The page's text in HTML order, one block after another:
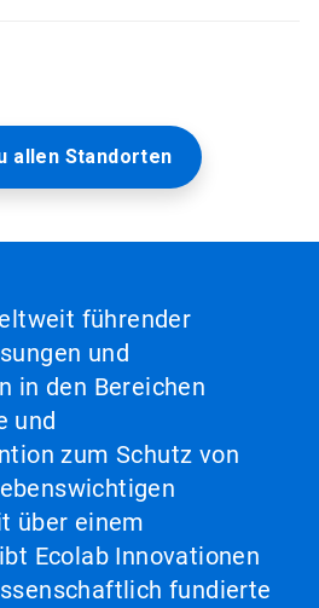
allen Standorten
führender
und
in den Bereichen
und
zum Schutz von
über einem
Ecolab Innovationen
fundierte